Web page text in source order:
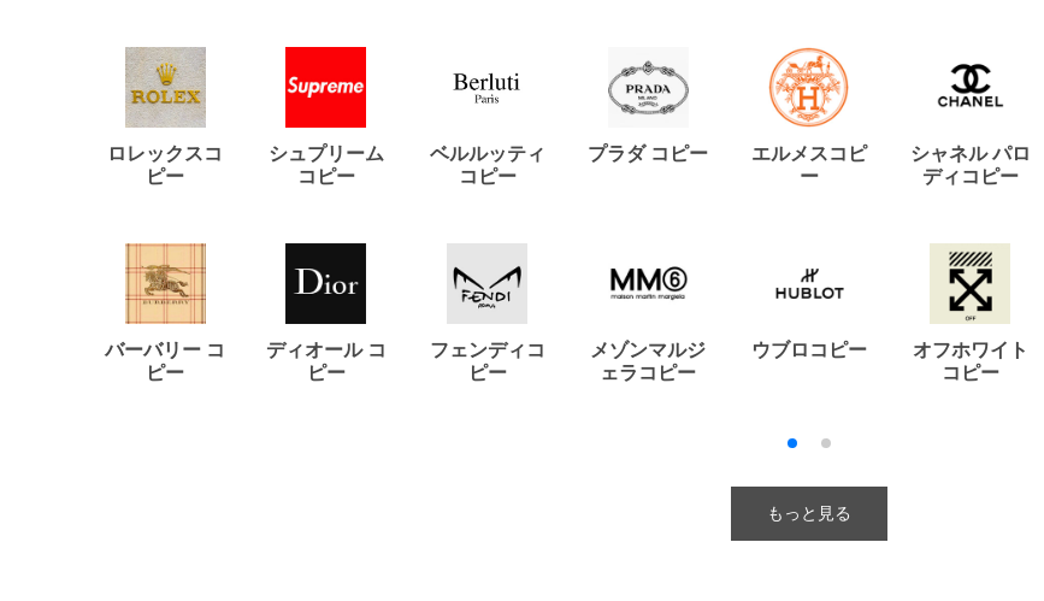
ロレックスコ
ピー
シュプリーム
コピー
ベルルッティ
コピー
プラダ コピー
エルメスコピ
ー
シャネル パロ
ディコピー
バーバリー コ
ピー
ディオール コ
ピー
フェンディコ
ピー
メゾンマルジ
ェラコピー
ウブロコピー
オフホワイト
コピー
もっと見る